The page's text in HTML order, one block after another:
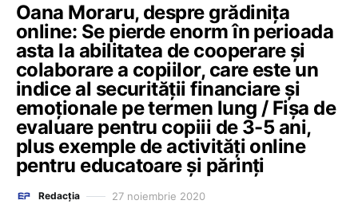
Oana Moraru, despre grădinița
online: Se pierde enorm în perioada
asta la abilitatea de cooperare și
colaborare a copiilor, care este un
indice al securității financiare și
emoționale pe termen lung / Fișa de
evaluare pentru copiii de 3-5 ani,
plus exemple de activități online
pentru educatoare și părinți
Redacția 27 noiembrie 2020